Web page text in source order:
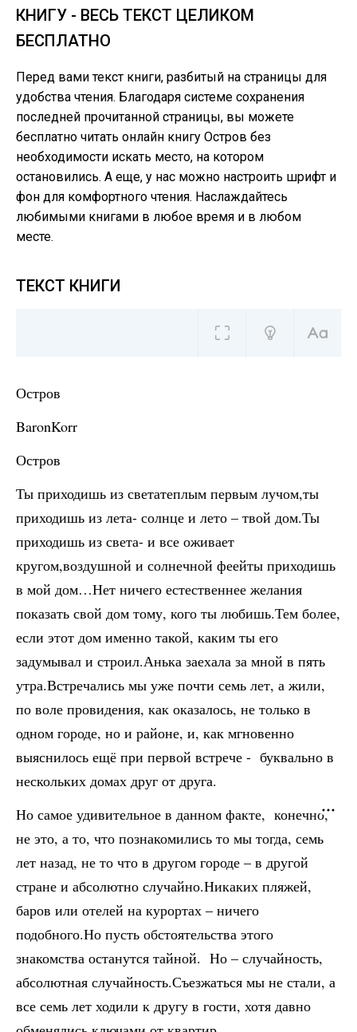
КНИГУ - ВЕСЬ ТЕКСТ ЦЕЛИКОМ
БЕСПЛАТНО
Перед вами текст книги, разбитый на страницы для
удобства чтения. Благодаря системе сохранения
последней прочитанной страницы, вы можете
бесплатно читать онлайн книгу Остров без
необходимости искать место, на котором
остановились. А еще, у нас можно настроить шрифт и
фон для комфортного чтения. Наслаждайтесь
любимыми книгами в любое время и в любом
месте.
ТЕКСТ КНИГИ
Остров
BaronKorr
Остров
Ты приходишь из светатеплым первым лучом,ты
приходишь из лета- солнце и лето – твой дом.Ты
приходишь из света- и все оживает
кругом,воздушной и солнечной феейты приходишь
в мой дом…Нет ничего естественнее желания
показать свой дом тому, кого ты любишь.Тем более,
если этот дом именно такой, каким ты его
задумывал и строил.Анька заехала за мной в пять
утра.Встречались мы уже почти семь лет, а жили,
по воле провидения, как оказалось, не только в
одном городе, но и районе, и, как мгновенно
выяснилось ещё при первой встрече - буквально в
нескольких домах друг от друга.
Но самое удивительное в данном факте, конечно,
не это, а то, что познакомились то мы тогда, семь
лет назад, не то что в другом городе – в другой
стране и абсолютно случайно.Никаких пляжей,
баров или отелей на курортах – ничего
подобного.Но пусть обстоятельства этого
знакомства останутся тайной. Но – случайность,
абсолютная случайность.Съезжаться мы не стали, а
все семь лет ходили к другу в гости, хотя давно